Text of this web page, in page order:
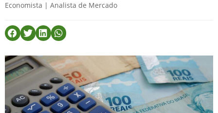
Economista | Analista de Mercado